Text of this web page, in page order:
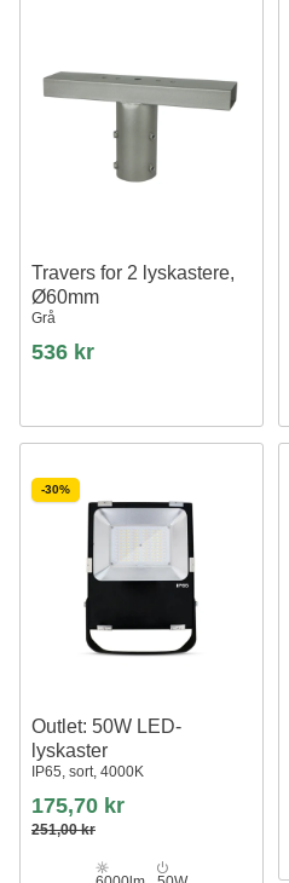
Travers for 2 lyskastere,
Ø60mm
Grå
536 kr
-30%
Outlet: 50W LED-
lyskaster
IP65, sort, 4000K
175,70 kr
251,00 kr